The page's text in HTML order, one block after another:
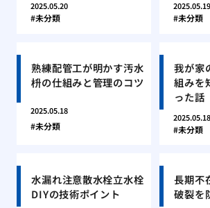
2025.05.20
未分類
2025.05.19
未分類
熟練配管工が明かす汚水
枡の仕組みと管理のコツ
2025.05.18
未分類
我が家
組みを
った話
2025.05.18
未分類
水漏れ注意散水栓立水栓
DIYの技術ポイント
長期不
破裂を